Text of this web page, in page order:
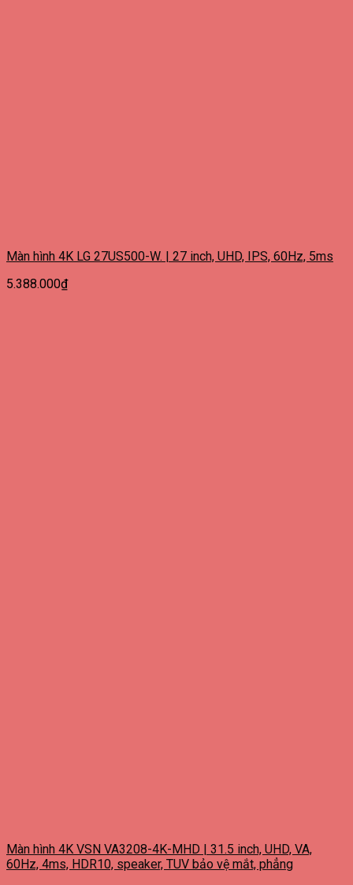
Màn hình 4K LG 27US500-W. | 27 inch, UHD, IPS, 60Hz, 5ms
5.388.000₫
Màn hình 4K VSN VA3208-4K-MHD | 31.5 inch, UHD, VA,
60Hz, 4ms, HDR10, speaker, TUV bảo vệ mắt, phẳng